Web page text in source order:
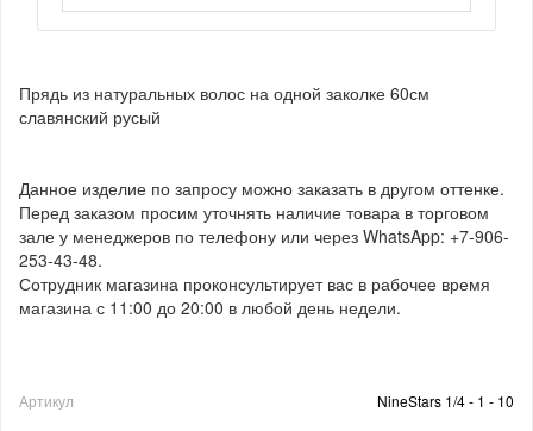
Прядь из натуральных волос на одной заколке 60см
славянский русый
Данное изделие по запросу можно заказать в другом оттенке.
Перед заказом просим уточнять наличие товара в торговом
зале у менеджеров по телефону или через WhatsApp: +7-906-
253-43-48.
Сотрудник магазина проконсультирует вас в рабочее время
магазина с 11:00 до 20:00 в любой день недели.
Артикул NineStars 1/4 - 1 - 10